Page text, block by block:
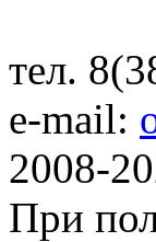
тел.
e-mail:
2008-
При